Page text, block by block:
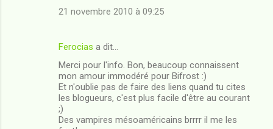
21 novembre 2010 à 09:25
Ferocias a dit…
Merci pour l'info. Bon, beaucoup connaissent
mon amour immodéré pour Bifrost :)
Et n'oublie pas de faire des liens quand tu cites
les blogueurs, c'est plus facile d'être au courant
;)
Des vampires mésoaméricains brrrr il me les